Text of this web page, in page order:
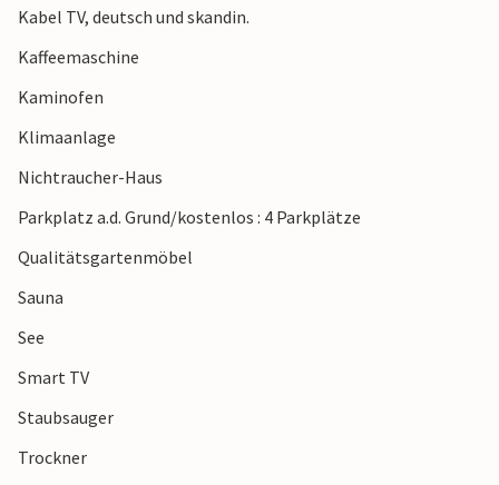
Kabel TV, deutsch und skandin.
Kaffeemaschine
Kaminofen
Klimaanlage
Nichtraucher-Haus
Parkplatz a.d. Grund/kostenlos : 4 Parkplätze
Qualitätsgartenmöbel
Sauna
See
Smart TV
Staubsauger
Trockner